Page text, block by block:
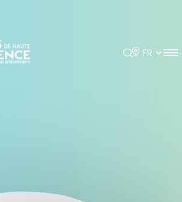
Rechercher
Choisir la